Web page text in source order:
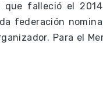
que falleció el
federación
Para el